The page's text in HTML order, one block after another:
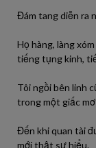
Đám tang diễn ra
Họ hàng, làng
tiếng tụng kinh,
Tôi ngồi bên linh
trong một giấc mơ
Đến khi quan tài
mới thật sự hiểu.